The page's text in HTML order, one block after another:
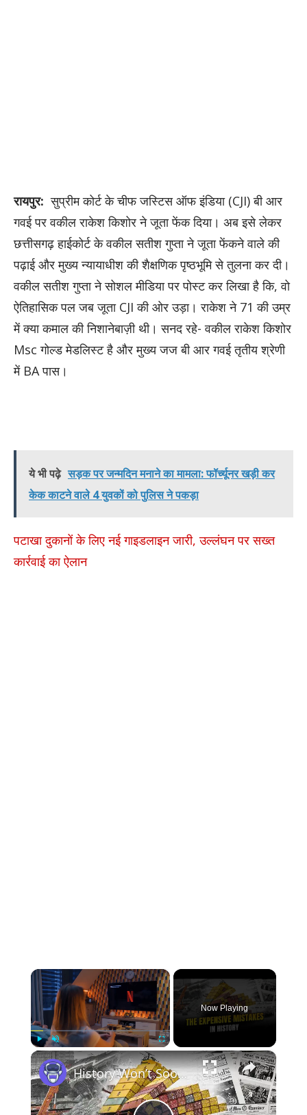
रायपुर: सुप्रीम कोर्ट के चीफ जस्टिस ऑफ इंडिया (CJI) बी आर
गवई पर वकील राकेश किशोर ने जूता फेंक दिया। अब इसे लेकर
छत्तीसगढ़ हाईकोर्ट के वकील सतीश गुप्ता ने जूता फेंकने वाले की
पढ़ाई और मुख्य न्यायाधीश की शैक्षणिक पृष्ठभूमि से तुलना कर दी।
वकील सतीश गुप्ता ने सोशल मीडिया पर पोस्ट कर लिखा है कि, वो
ऐतिहासिक पल जब जूता CJI की ओर उड़ा। राकेश ने 71 की उम्र
में क्या कमाल की निशानेबाज़ी थी। सनद रहे- वकील राकेश किशोर
Msc गोल्ड मेडलिस्ट है और मुख्य जज बी आर गवई तृतीय श्रेणी
में BA पास।
ये भी पढ़े सड़क पर जन्मदिन मनाने का मामला: फॉर्च्यूनर खड़ी कर
केक काटने वाले 4 युवकों को पुलिस ने पकड़ा
पटाखा दुकानों के लिए नई गाइडलाइन जारी, उल्लंघन पर सख्त
कार्रवाई का ऐलान
×
Play Unmute Fullscreen
Now Playing
×
History Won’t Soon Forget These Expensive Mistakes | 12am News